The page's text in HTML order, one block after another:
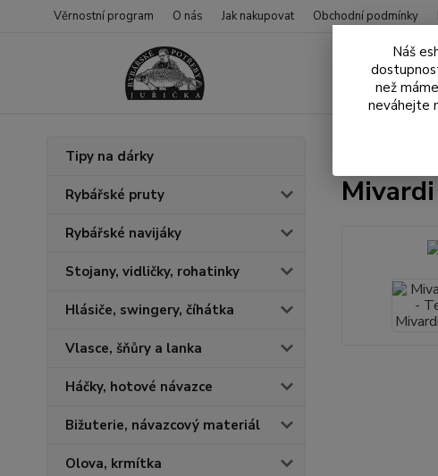
Věrnostní program O nás Jak nakupovat Obchodní podmínky
Tipy na dárky
Rybářské pruty
Rybářské navijáky
Stojany, vidličky, rohatinky
Hlásiče, swingery, číhátka
Vlasce, šňůry a lanka
Háčky, hotové návazce
Bižuterie, návazcový materiál
Olova, krmítka
Náš
než
neváhejte